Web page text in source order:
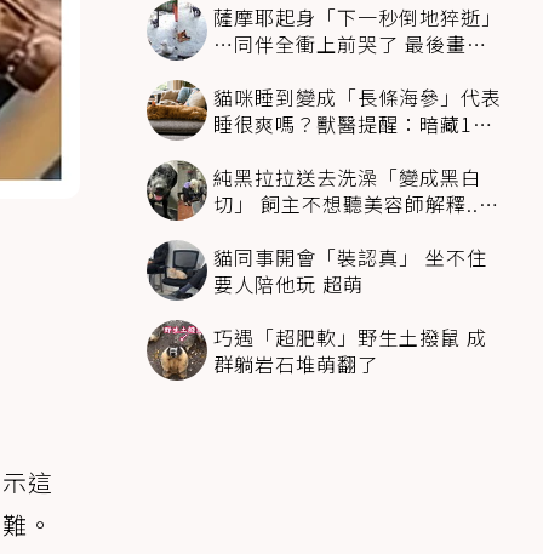
這
。
薩摩耶起身「下一秒倒地猝逝」
…同伴全衝上前哭了 最後畫面
貓咪睡到變成「長條海參」代表
睡很爽嗎？獸醫提醒：暗藏1種
純黑拉拉送去洗澡「變成黑白
切」 飼主不想聽美容師解釋..衝
貓同事開會「裝認真」 坐不住
要人陪他玩 超萌
巧遇「超肥軟」野生土撥鼠 成
群躺岩石堆萌翻了